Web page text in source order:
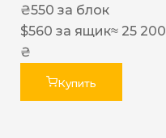
₴550 за блок
$560 за ящик≈ 25 200
₴
Купить